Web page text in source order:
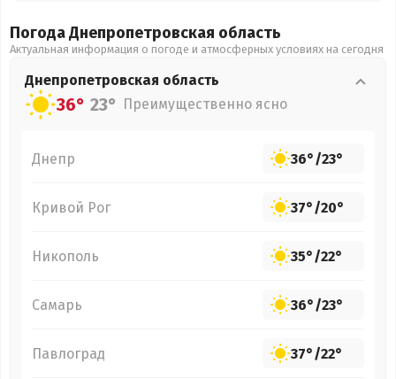
Погода Днепропетровская область
Актуальная информация о погоде и атмосферных условиях на сегодня
Днепропетровская область
36° 23° Преимущественно ясно
Днепр 36°/23°
Кривой Рог 37°/20°
Никополь 35°/22°
Самарь 36°/23°
Павлоград 37°/22°